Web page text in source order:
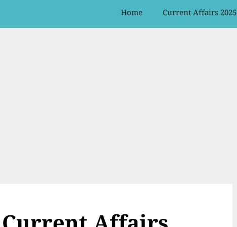
Home Current Affairs 2025